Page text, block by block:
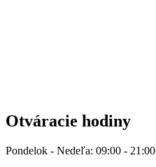
Otváracie hodiny
Pondelok - Nedeľa: 09:00 - 21:00